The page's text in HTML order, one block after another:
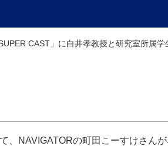
CAST」に白井孝教授と研究室所属学
NAVIGATORの町田こーすけさん